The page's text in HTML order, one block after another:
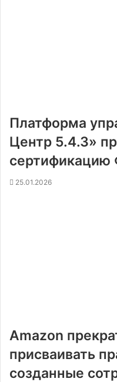
Платформа
Центр 5.4.3»
25.01.2026
Amazon
присваивать
созданные